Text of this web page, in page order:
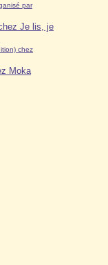
par
Je lis, je
chez
Moka